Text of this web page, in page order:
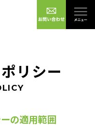
リシー
の適用範囲